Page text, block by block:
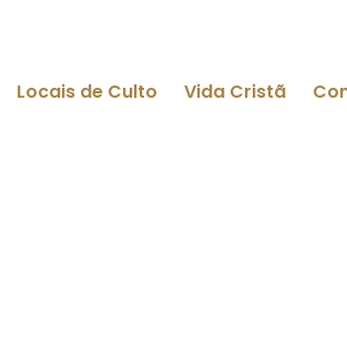
Locais de Culto Vida Cristã